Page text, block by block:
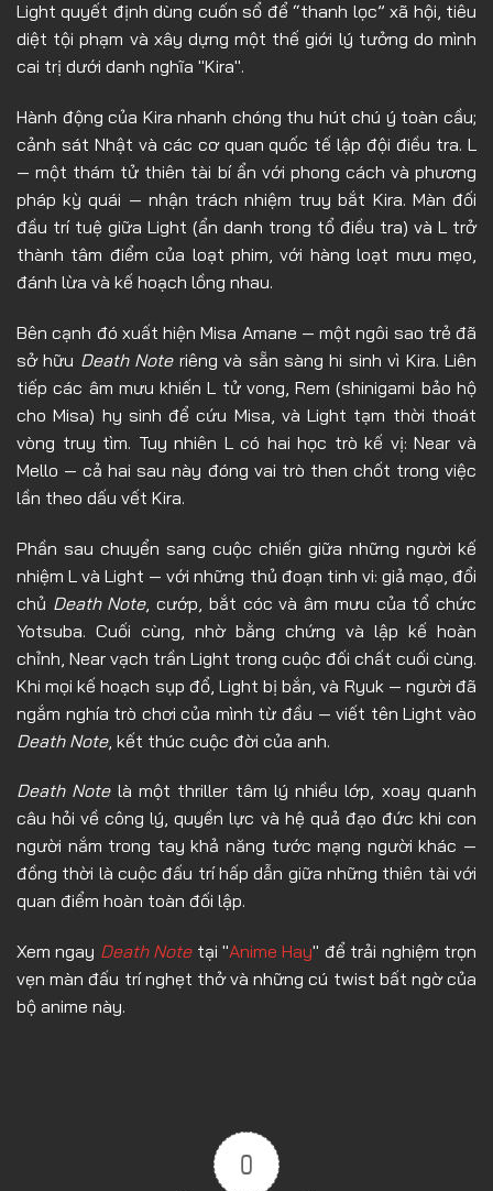
Tập 11
Tập 12
Tập 14
Tập 15
Tập 16
Tập 18
Tập 20
Tập 21
Tập 22
Tập 23
Tập 25
Tập 26
Tập 27
Tập 28
Tập 29
Tập 30
Tập 31
Tập 32
Tập 33
Tập 34
Tập 36
Light quyết định dùng cuốn sổ để “thanh lọc” xã hội, tiêu
diệt tội phạm và xây dựng một thế giới lý tưởng do mình
cai trị dưới danh nghĩa "Kira".
Hành động của Kira nhanh chóng thu hút chú ý toàn cầu;
cảnh sát Nhật và các cơ quan quốc tế lập đội điều tra. L
— một thám tử thiên tài bí ẩn với phong cách và phương
pháp kỳ quái — nhận trách nhiệm truy bắt Kira. Màn đối
đầu trí tuệ giữa Light (ẩn danh trong tổ điều tra) và L trở
thành tâm điểm của loạt phim, với hàng loạt mưu mẹo,
đánh lừa và kế hoạch lồng nhau.
Bên cạnh đó xuất hiện Misa Amane — một ngôi sao trẻ đã
sở hữu Death Noteriêng và sẵn sàng hi sinh vì Kira. Liên
tiếp các âm mưu khiến L tử vong, Rem (shinigami bảo hộ
cho Misa) hy sinh để cứu Misa, và Light tạm thời thoát
vòng truy tìm. Tuy nhiên L có hai học trò kế vị: Near và
Mello — cả hai sau này đóng vai trò then chốt trong việc
lần theo dấu vết Kira.
Phần sau chuyển sang cuộc chiến giữa những người kế
nhiệm L và Light — với những thủ đoạn tinh vi: giả mạo, đổi
chủ Death Note, cướp, bắt cóc và âm mưu của tổ chức
Yotsuba. Cuối cùng, nhờ bằng chứng và lập kế hoàn
chỉnh, Near vạch trần Light trong cuộc đối chất cuối cùng.
Khi mọi kế hoạch sụp đổ, Light bị bắn, và Ryuk — người đã
ngắm nghía trò chơi của mình từ đầu — viết tên Light vào
Death Note, kết thúc cuộc đời của anh.
Death Notelà một thriller tâm lý nhiều lớp, xoay quanh
câu hỏi về công lý, quyền lực và hệ quả đạo đức khi con
người nắm trong tay khả năng tước mạng người khác —
đồng thời là cuộc đấu trí hấp dẫn giữa những thiên tài với
quan điểm hoàn toàn đối lập.
Xem ngay Death Notetại "Anime Hay" để trải nghiệm trọn
vẹn màn đấu trí nghẹt thở và những cú twist bất ngờ của
bộ anime này.
0